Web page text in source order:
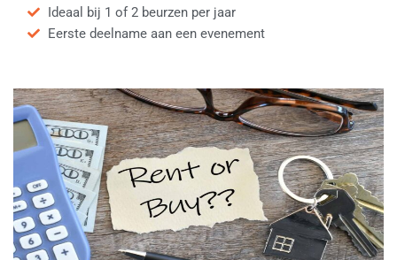
Ideaal bij 1 of 2 beurzen per jaar
Eerste deelname aan een evenement